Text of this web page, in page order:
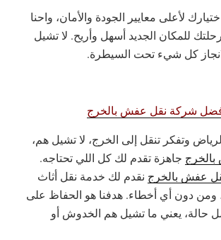
لأعلى معايير الجودة والأمان، واحنا
للمكان الجديد أسهل وأريح. لا تشيل
كل شيء تحت السيطرة.
افضل شركة نقل عفش بالخرج
وتفكر تنقل إلى الخرج، لا تشيل هم،
جاهزة تقدم لك كل اللي تحتاجه.
عفش بالخرج نقدم لك خدمة نقل أثاث
ومن دون أي أخطاء. هدفنا هو الحفاظ على
حالة، يعني ما تشيل هم الخدوش أو